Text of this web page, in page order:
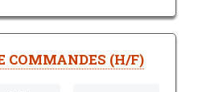
COMMANDES (H/F)